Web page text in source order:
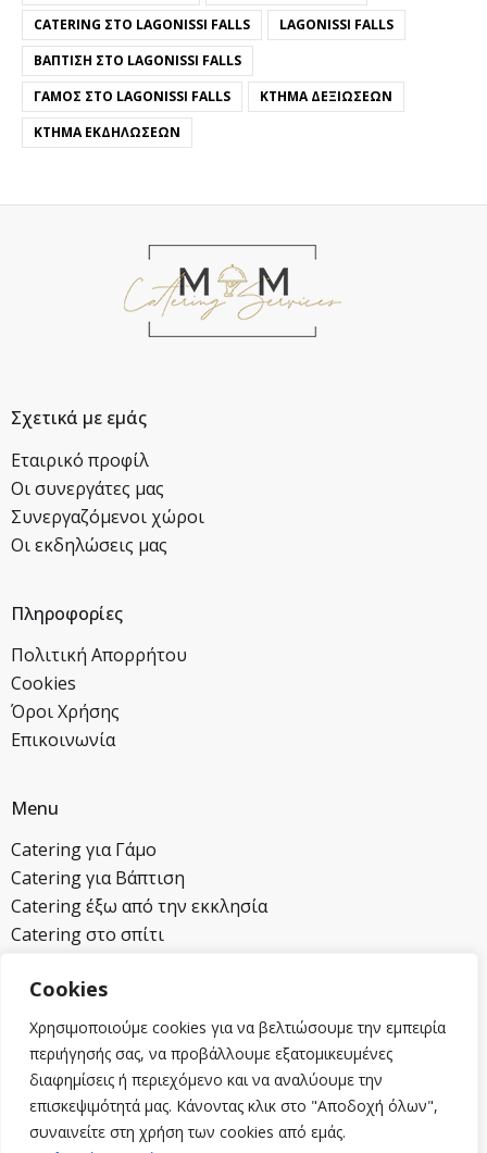
Cookies
Χρησιμοποιούμε cookies για να βελτιώσουμε την εμπειρία
περιήγησής σας, να προβάλλουμε εξατομικευμένες
διαφημίσεις ή περιεχόμενο και να αναλύουμε την
επισκεψιμότητά μας. Κάνοντας κλικ στο "Αποδοχή όλων",
συναινείτε στη χρήση των cookies από εμάς.
CATERING ΣΤΟ LAGONISSI FALLS
LAGONISSI FALLS
ΒΆΠΤΙΣΗ ΣΤΟ LAGONISSI FALLS
ΓΆΜΟΣ ΣΤΟ LAGONISSI FALLS
ΚΤΉΜΑ ΔΕΞΙΏΣΕΩΝ
ΚΤΉΜΑ ΕΚΔΗΛΏΣΕΩΝ
Σχετικά με εμάς
Εταιρικό προφίλ
Οι συνεργάτες μας
Συνεργαζόμενοι χώροι
Οι εκδηλώσεις μας
Πληροφορίες
Πολιτική Απορρήτου
Cookies
Όροι Χρήσης
Επικοινωνία
Menu
Catering για Γάμο
Catering για Βάπτιση
Catering έξω από την εκκλησία
Catering στο σπίτι
Επικοινωνία
2104620821
6932258454
info@mmcatering.gr
Λεωφ. Τραπεζούντος 18 Αγ. Στέφανος, Αττική